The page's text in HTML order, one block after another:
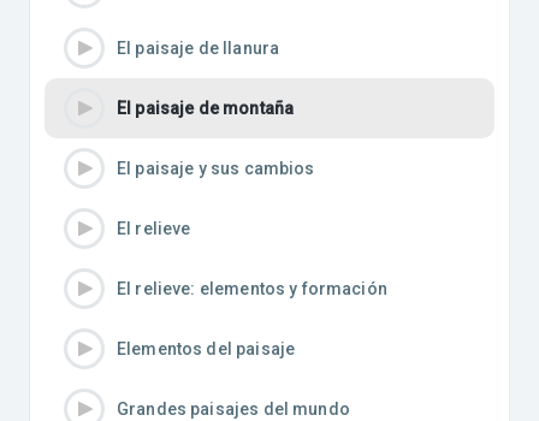
El paisaje de llanura
El paisaje de montaña
El paisaje y sus cambios
El relieve
El relieve: elementos y formación
Elementos del paisaje
Grandes paisajes del mundo